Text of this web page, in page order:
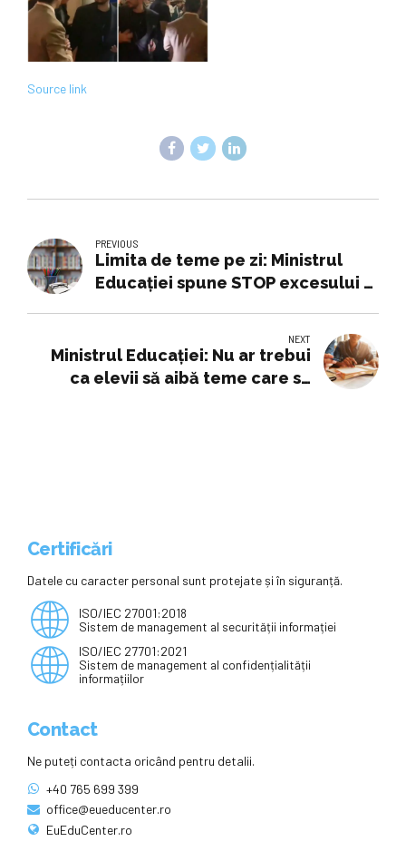
Source link
PREVIOUS
Limita de teme pe zi: Ministrul
Educației spune STOP excesului și
NEXT
Ministrul Educației: Nu ar trebui
ca elevii să aibă teme care să
Certificări
Datele cu caracter personal sunt protejate și în siguranță.
ISO/IEC 27001:2018
Sistem de management al securității informației
ISO/IEC 27701:2021
Sistem de management al confidențialității
informațiilor
Contact
Ne puteți contacta oricând pentru detalii.
+40 765 699 399
office@eueducenter.ro
EuEduCenter.ro